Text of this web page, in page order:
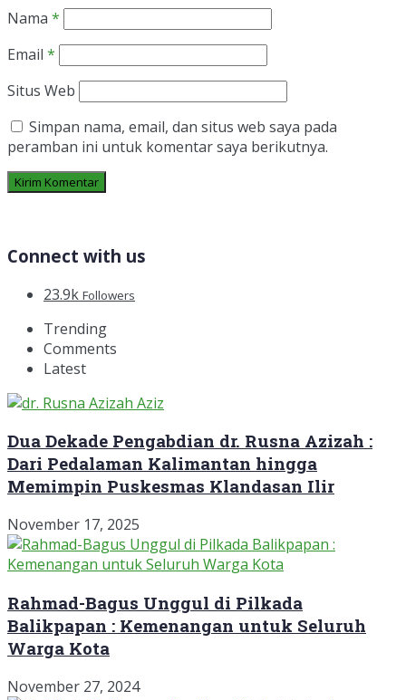
Nama *
Email *
Situs Web
Simpan nama, email, dan situs web saya pada
peramban ini untuk komentar saya berikutnya.
Connect with us
23.9k Followers
Trending
Comments
Latest
Dua Dekade Pengabdian dr. Rusna Azizah :
Dari Pedalaman Kalimantan hingga
Memimpin Puskesmas Klandasan Ilir
November 17, 2025
Rahmad-Bagus Unggul di Pilkada
Balikpapan : Kemenangan untuk Seluruh
Warga Kota
November 27, 2024